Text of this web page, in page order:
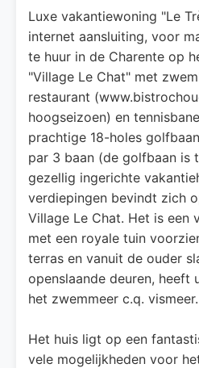
Luxe vakantiewoning "Le
internet aansluiting, voor
te huur in de Charente op
"Village Le Chat" met
restaurant
hoogseizoen) en
prachtige 18-holes
par 3 baan (de golfbaan is
gezellig ingerichte
verdiepingen bevindt zich
Village Le Chat. Het is een
met een royale tuin
terras en vanuit de ouder
openslaande deuren, heeft
het zwemmeer c.q. vismeer.
Het huis ligt op een
vele mogelijkheden voor